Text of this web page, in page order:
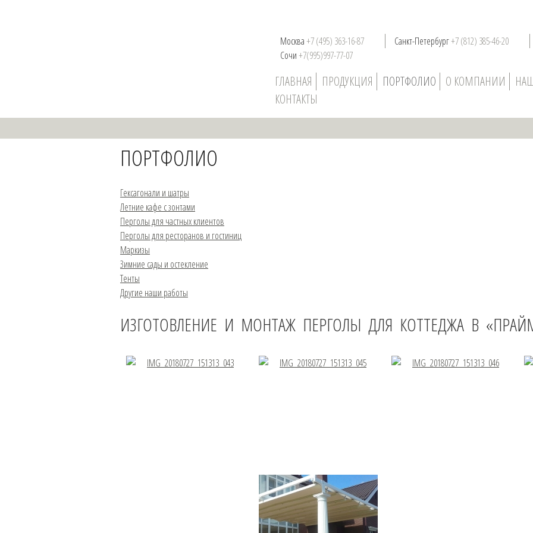
Москва+7 (495) 363-16-87 Санкт-Петербург+7 (812) 385-46-20
Сочи+7(995)997-77-07
ГЛАВНАЯ ПРОДУКЦИЯ ПОРТФОЛИО О КОМПАНИИ
КОНТАКТЫ
ПОРТФОЛИО
Гексагонали и шатры
Летние кафе с зонтами
Перголы для частных клиентов
Перголы для ресторанов и гостиниц
Маркизы
Зимние сады и остекление
Тенты
Другие наши работы
ИЗГОТОВЛЕНИЕ И МОНТАЖ ПЕРГОЛЫ ДЛЯ КОТТЕДЖА В